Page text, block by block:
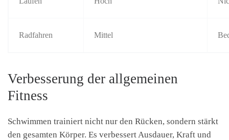
Radfahren Mittel
Verbesserung der allgemeinen
Fitness
Schwimmen trainiert nicht nur den Rücken, sondern stärkt
den gesamten Körper. Es verbessert Ausdauer, Kraft und